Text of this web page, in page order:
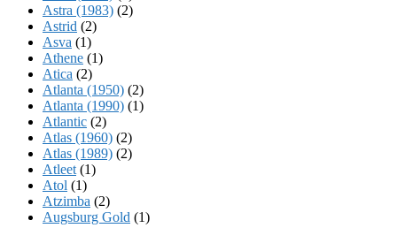
Astra (1983) (2)
Astrid (2)
Asva (1)
Athene (1)
Atica (2)
Atlanta (1950) (2)
Atlanta (1990) (1)
Atlantic (2)
Atlas (1960) (2)
Atlas (1989) (2)
Atleet (1)
Atol (1)
Atzimba (2)
Augsburg Gold (1)